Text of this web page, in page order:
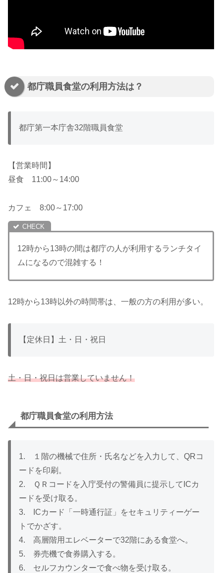
都庁職員食堂の利用方法は？
都庁第一本庁舎32階職員食堂
【営業時間】
昼食 11:00～14:00
カフェ 8:00～17:00
12時から13時の間は都庁の人が利用するランチタイ
ムになるので混雑する！
12時から13時以外の時間帯は、一般の方の利用が多い。
【定休日】土・日・祝日
土・日・祝日は営業していません！
都庁職員食堂の利用方法
1. １階の機械で住所・氏名などを入力して、QRコ
ードを印刷。
2. ＱＲコードを入庁受付の警備員に提示してICカ
ードを受け取る。
3. ICカード「一時通行証」をセキュリティーゲー
トでかざす。
4. 高層階用エレベーターで32階にある食堂へ。
5. 券売機で食券購入する。
6. セルフカウンターで食べ物を受け取る。